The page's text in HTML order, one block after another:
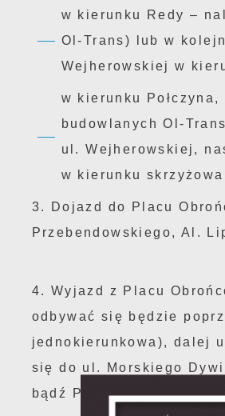
w kierunku Redy –
Ol-Trans) lub w
Wejherowskiej w
w kierunku
budowlanych Ol-
ul. Wejherowskiej,
w kierunku
3. Dojazd do Placu
Przebendowskiego, Al.
4. Wyjazd z Placu
odbywać się będzie
jednokierunkowa), dalej
się do ul. Morskiego
bądź Połczyna,